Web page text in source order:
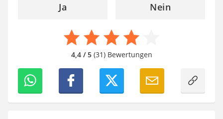
Ja Nein
4,4 / 5(31) Bewertungen